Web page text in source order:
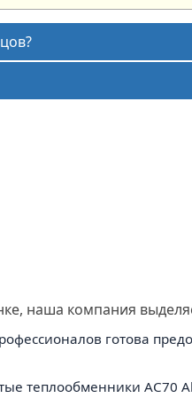
наша компания
готова
теплообменники AC70